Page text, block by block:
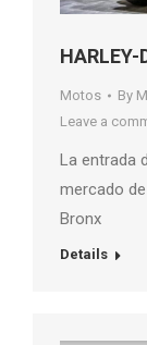
HARLEY-
Motos By
Leave a
La entrada
mercado
Bronx
Details